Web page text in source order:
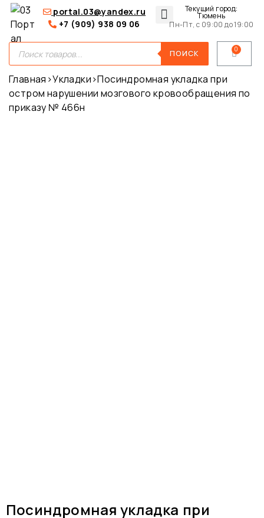
Текущий город:
Тюмень
Пн-Пт, с 09:00 до 19:00
portal.03@yandex.ru
+7 (909) 938 09 06
ПОИСК
Главная ›Укладки›Посиндромная укладка при
остром нарушении мозгового кровообращения по
приказу № 466н
Посиндромная укладка при